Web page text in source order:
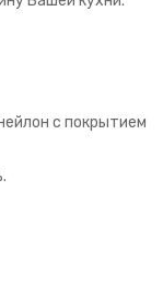
с покрытием